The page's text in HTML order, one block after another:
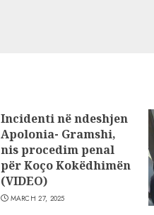
Incidenti në ndeshjen
Apolonia- Gramshi,
nis procedim penal
për Koço Kokëdhimën
(VIDEO)
MARCH 27, 2025